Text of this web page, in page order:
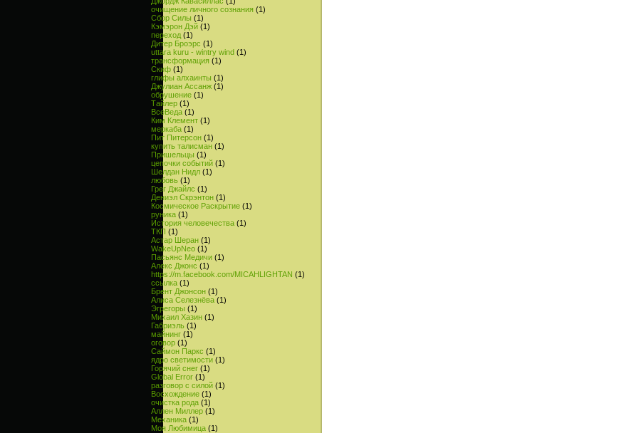
очищение личного сознания (1)
Сбор Силы (1)
Кэмэрон Дэй (1)
переход (1)
Дитер Броэрс (1)
uttara kuru - wintry wind (1)
трансформация (1)
Скиф (1)
глифы алхаинты (1)
Джулиан Ассанж (1)
обрушение (1)
Тайлер (1)
ВсеВеда (1)
Ким Клемент (1)
меркаба (1)
Пит Питерсон (1)
купить талисман (1)
Пришельцы (1)
цепочки событий (1)
Шелдан Нидл (1)
любовь (1)
Грег Джайлс (1)
Дениэл Скрэнтон (1)
Космическое Раскрытие (1)
руника (1)
История человечества (1)
ТКП (1)
Астар Шеран (1)
WakeUpNeo (1)
Пасьянс Медичи (1)
Алекс Джонс (1)
https://m.facebook.com/MICAHLIGHTAN (1)
ссылка (1)
Брент Джонсон (1)
Алиса Селезнёва (1)
Эгрегоры (1)
Михаил Хазин (1)
Габриэль (1)
майнинг (1)
оговор (1)
Саймон Паркс (1)
ядро светимости (1)
Горячий снег (1)
Global Error (1)
разговор с силой (1)
Восхождение (1)
очистка рода (1)
Аллен Миллер (1)
Механика (1)
Моя Любимица (1)